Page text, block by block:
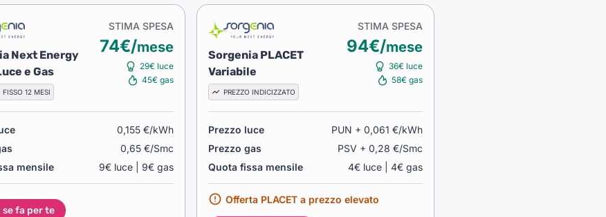
Next Energy
e Gas
FISSO 12 MESI
STIMA SPESA
74€/mese
29€ luce
45€ gas
0,155 €/kWh
0,65 €/Smc
mensile
9€ luce | 9€ gas
se fa per te
Sorgenia PLACET
Variabile
PREZZO INDICIZZATO
STIMA SPESA
94€/mese
36€ luce
58€ gas
Prezzo luce
PUN + 0,061 €/kWh
Prezzo gas
PSV + 0,28 €/Smc
Quota fissa mensile
4€ luce | 4€ gas
Offerta PLACET a prezzo elevato